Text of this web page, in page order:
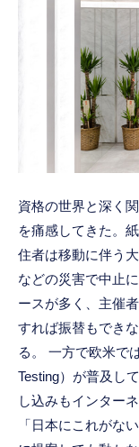
資格の世界と深く
を痛感してきた。
住者は移動に伴う
などの災害で中止
ースが多く、主催
すれば振替もでき
る。 一方で欧米で
Testing）が普及し
し込みもインター
「日本にこれがな